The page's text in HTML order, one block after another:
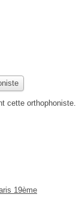
cette orthophoniste.
19ème